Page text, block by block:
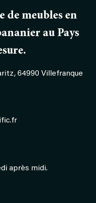
de meubles en
au Pays
64990 Villefranque
après midi.